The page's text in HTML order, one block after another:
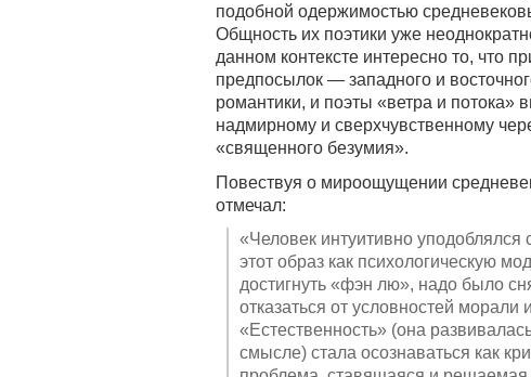
подобной одержимостью
Общность их поэтики уже
данном контексте интересно то, что
предпосылок — западного и
романтики, и поэты «ветра и потока»
надмирному и сверхчувственному
«священного безумия».
Повествуя о мироощущении
отмечал:
«Человек интуитивно уподоблялся
этот образ как психологическую
достигнуть «фэн лю», надо было
отказаться от условностей
«Естественность» (она
смысле) стала осознаваться как